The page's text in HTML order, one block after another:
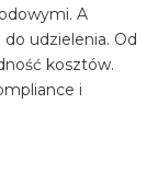
A
udzielenia. Od
kosztów.
i